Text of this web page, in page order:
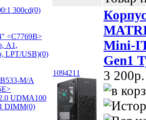
300cd(0)
<C7769B>
A1,
LPT/USB)(0)
M/A
UDMA100
DIMM(0)
1094211
Mini-
Gen1
3 200p.